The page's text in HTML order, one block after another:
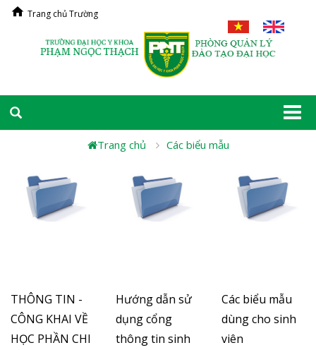
Trang chủ Trường
Trang chủ
Các biểu mẫu
THÔNG TIN -
CÔNG KHAI VỀ
HỌC PHẦN CHI
Hướng dẫn sử
dụng cổng
thông tin sinh
Các biểu mẫu
dùng cho sinh
viên